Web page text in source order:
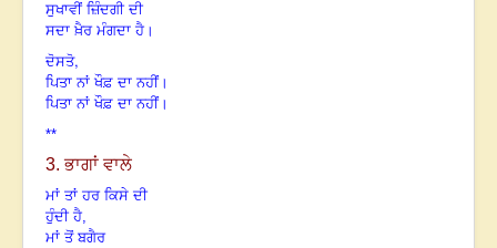
ਸੁਖਾਵੀਂ ਜ਼ਿੰਦਗੀ ਦੀ
ਸਦਾ ਖ਼ੈਰ ਮੰਗਦਾ ਹੈ।
ਦੋਸਤੋ,
ਪਿਤਾ ਨਾਂ ਖੌਫ਼ ਦਾ ਨਹੀਂ।
ਪਿਤਾ ਨਾਂ ਖੌਫ਼ ਦਾ ਨਹੀਂ।
**
3. ਭਾਗਾਂ ਵਾਲੇ
ਮਾਂ ਤਾਂ ਹਰ ਕਿਸੇ ਦੀ
ਹੁੰਦੀ ਹੈ,
ਮਾਂ ਤੋਂ ਬਗੈਰ